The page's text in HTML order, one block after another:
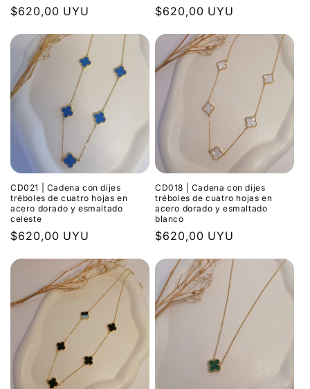
Precio
$620,00 UYU
Precio
$620,00 UYU
CD021 | Cadena con dijes
tréboles de cuatro hojas en
acero dorado y esmaltado
celeste
Precio
$620,00 UYU
CD018 | Cadena con dijes
tréboles de cuatro hojas en
acero dorado y esmaltado
blanco
Precio
$620,00 UYU